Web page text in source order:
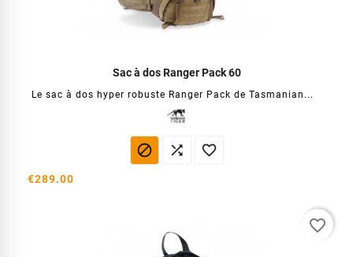
Sac à dos Ranger Pack 60
Le sac à dos hyper robuste Ranger Pack de Tasmanian...
  
€289.00
favorite_border